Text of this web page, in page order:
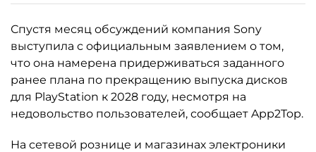
Спустя месяц обсуждений компания Sony
выступила с официальным заявлением о том,
что она намерена придерживаться заданного
ранее плана по прекращению выпуска дисков
для PlayStation к 2028 году, несмотря на
недовольство пользователей, сообщает App2Top.
На сетевой рознице и магазинах электроники